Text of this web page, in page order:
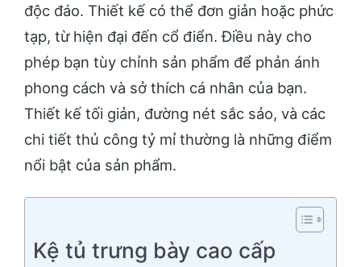
độc đáo. Thiết kế có thể đơn giản hoặc phức
tạp, từ hiện đại đến cổ điển. Điều này cho
phép bạn tùy chỉnh sản phẩm để phản ánh
phong cách và sở thích cá nhân của bạn.
Thiết kế tối giản, đường nét sắc sảo, và các
chi tiết thủ công tỷ mỉ thường là những điểm
nổi bật của sản phẩm.
Kệ tủ trưng bày cao cấp